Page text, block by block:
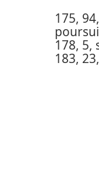
175,
178, 5,
183,